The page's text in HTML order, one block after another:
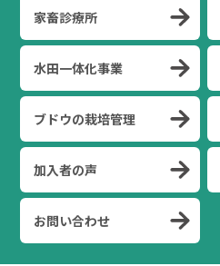
家畜診療所
水田一体化事業
ブドウの栽培管理
加入者の声
お問い合わせ